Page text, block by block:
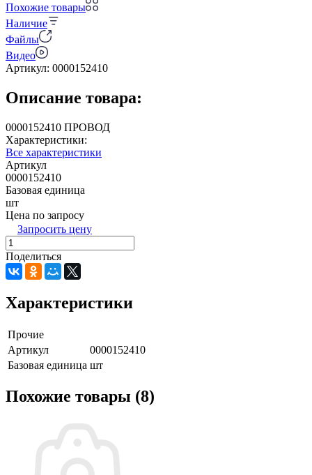
Похожие товары
Наличие
Файлы
Видео
Артикул: 0000152410
Описание товара:
0000152410 ПРОВОД
Характеристики:
Все характеристики
Артикул
0000152410
Базовая единица
шт
Цена по запросу
Запросить цену
Поделиться
Характеристики
Прочие
Артикул
0000152410
Базовая единица шт
Похожие товары (8)